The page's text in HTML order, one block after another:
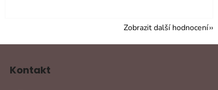
Zobrazit další hodnocení
Kontakt